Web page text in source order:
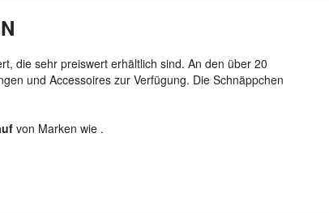
die sehr preiswert erhältlich sind. An den über 20
und Accessoires zur Verfügung. Die Schnäppchen
von Marken wie .